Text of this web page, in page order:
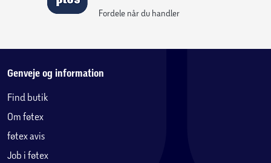
Fordele når du handler
Genveje og information
Find butik
Om føtex
føtex avis
Job i føtex